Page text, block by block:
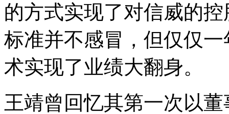
的方式实现了对信威的
标准并不感冒，但仅仅
术实现了业绩大翻身。
王靖曾回忆其第一次以